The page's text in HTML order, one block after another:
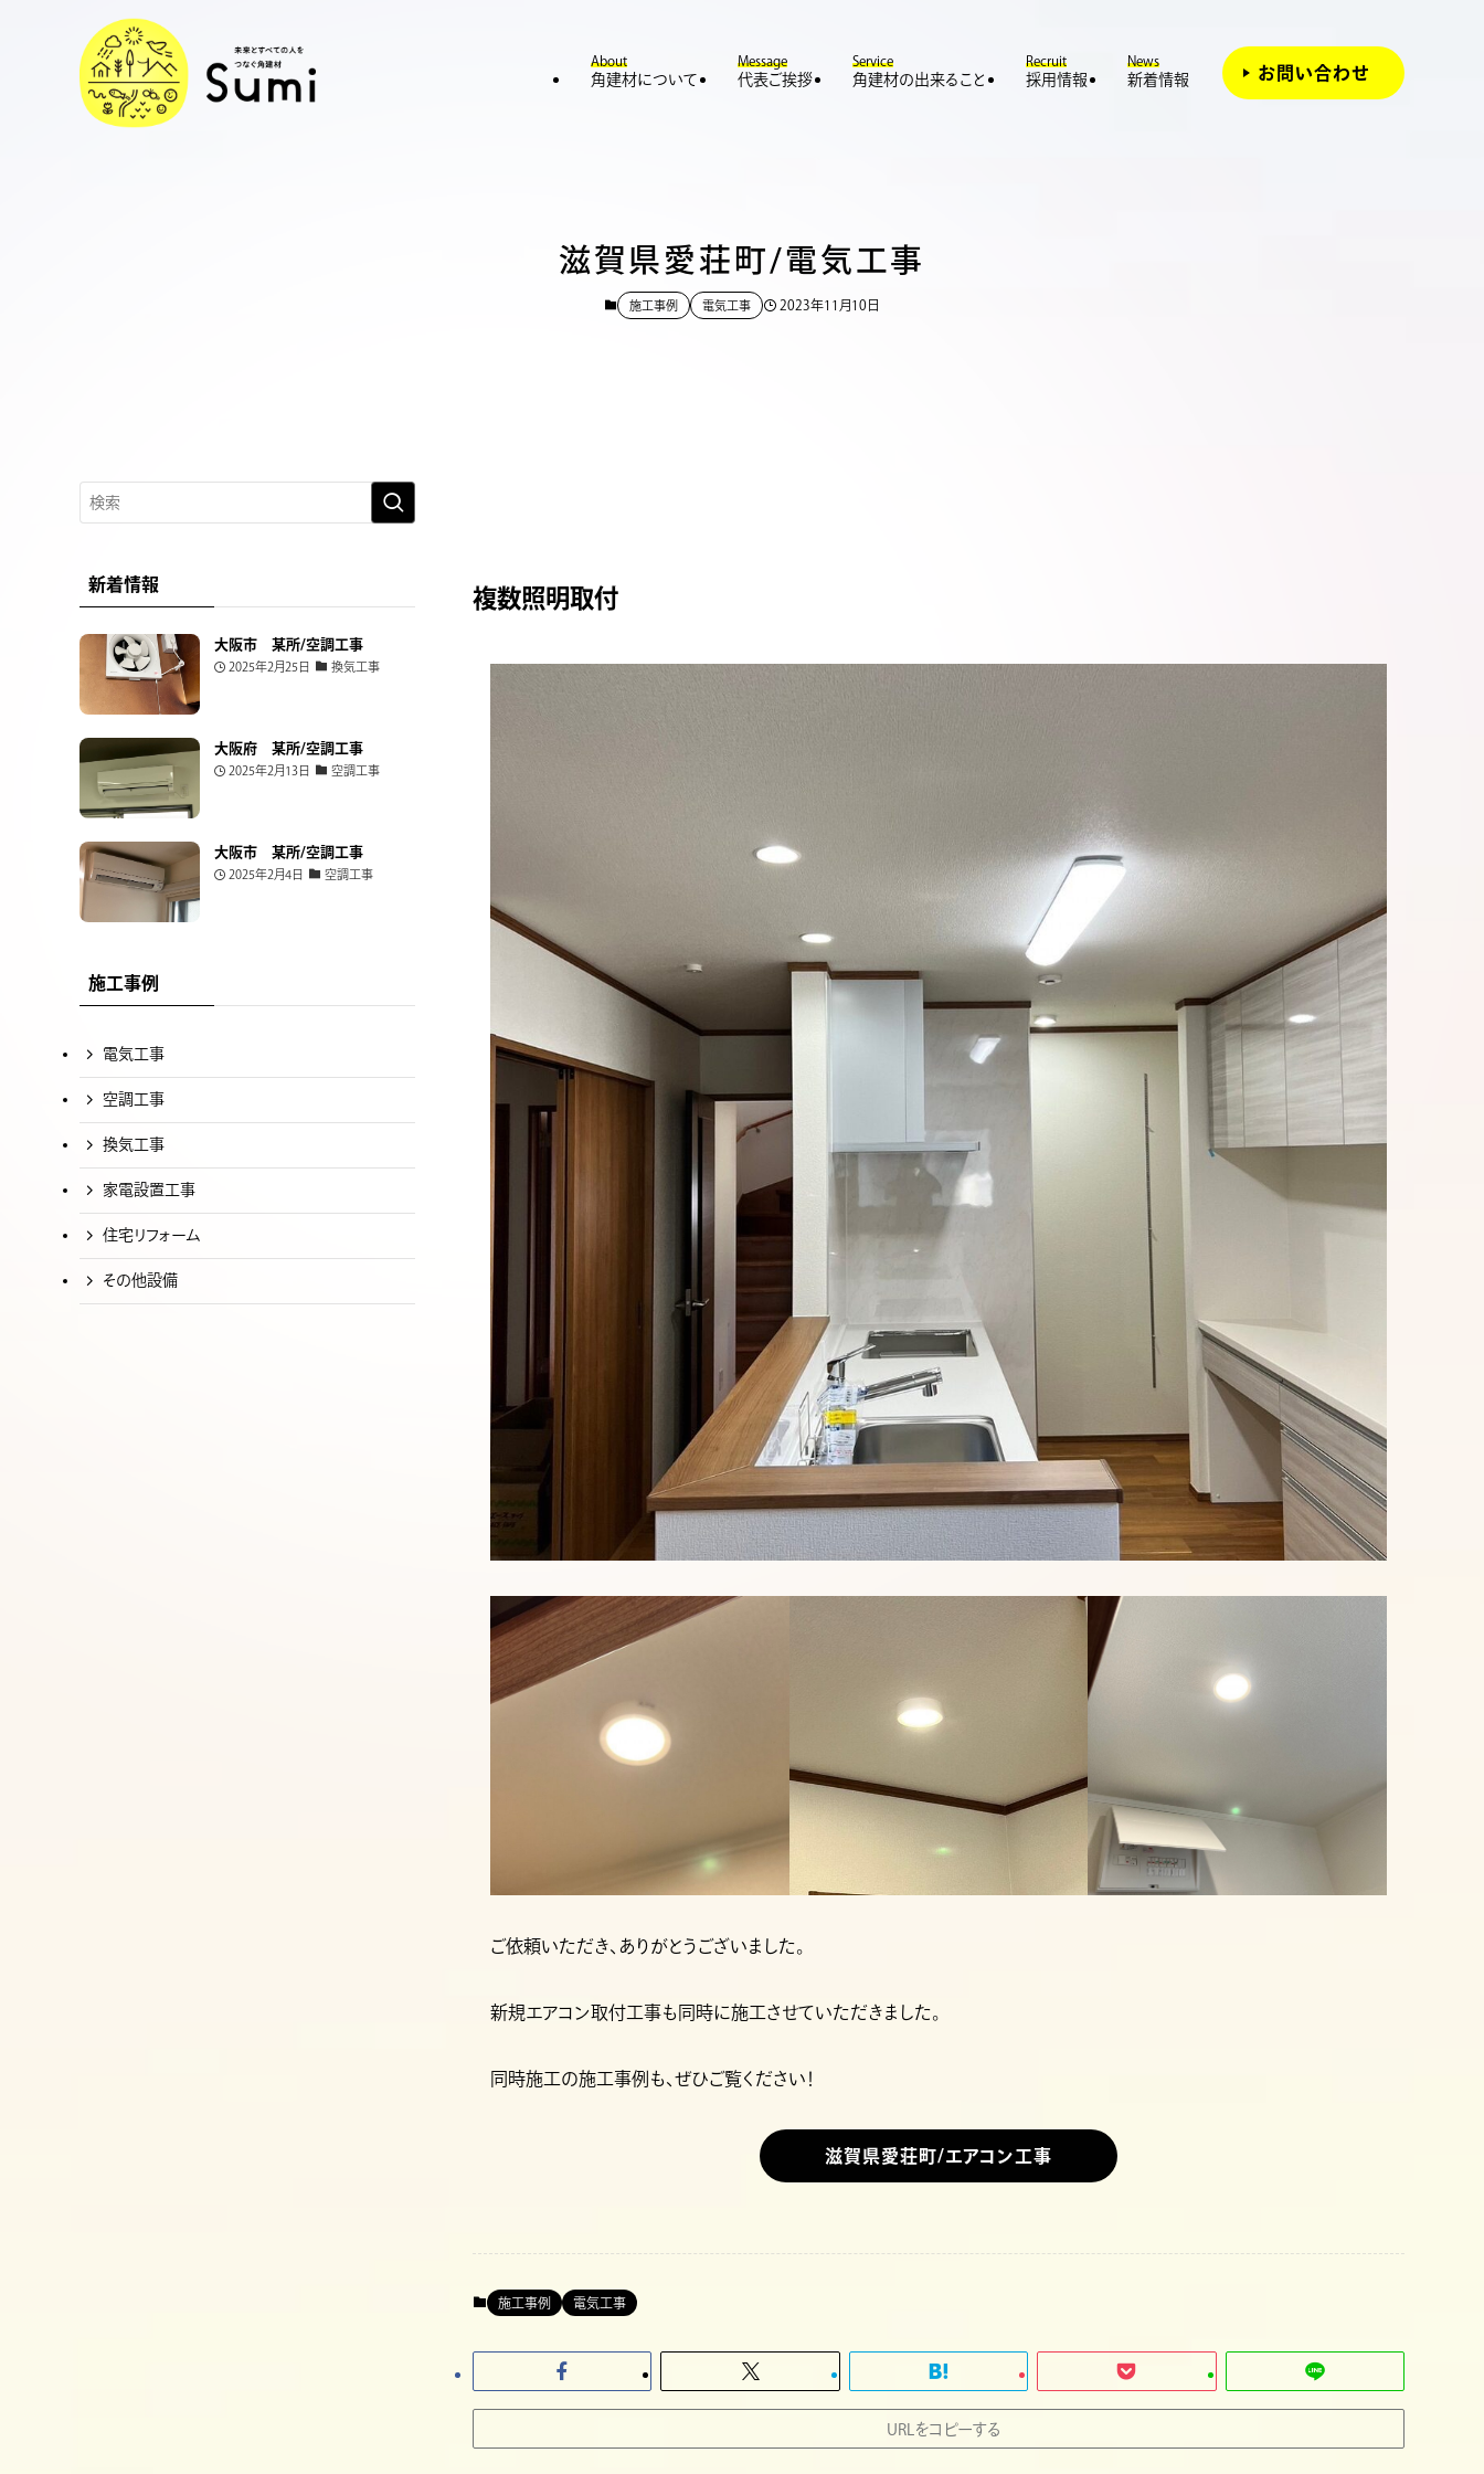
角建材について
About
代表ご挨拶
Message
角建材の出来ること
Service
採用情報
Recruit
新着情報
News
お問い合わせ
滋賀県愛荘町/電気工事
施工事例 電気工事 2023年11月10日
複数照明取付
ご依頼いただき、ありがとうございました。
新規エアコン取付工事も同時に施工させていただきました。
同時施工の施工事例も、ぜひご覧ください！
滋賀県愛荘町/エアコン工事
施工事例 電気工事
URLをコピーする
新着情報
大阪市 某所/空調工事
2025年2月25日 換気工事
大阪府 某所/空調工事
2025年2月13日 空調工事
大阪市 某所/空調工事
2025年2月4日 空調工事
施工事例
電気工事
空調工事
換気工事
家電設置工事
住宅リフォーム
その他設備